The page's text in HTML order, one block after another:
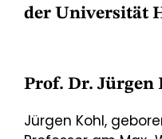
der Universität
Prof. Dr. Jürgen
Jürgen Kohl,